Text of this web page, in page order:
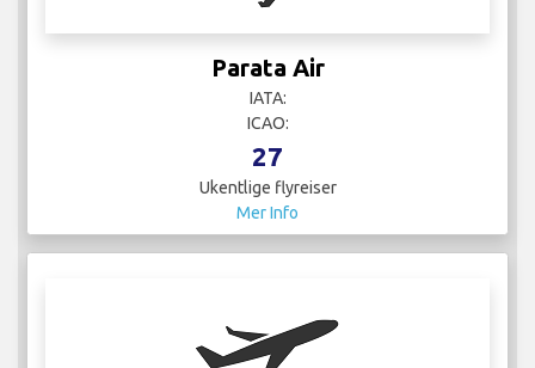
Parata Air
IATA:
ICAO:
27
Ukentlige flyreiser
Mer Info